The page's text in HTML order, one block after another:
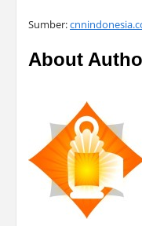
Sumber:
About